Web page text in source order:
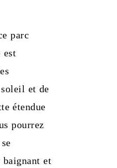
parc
est
et de
étendue
pourrez
baignant et